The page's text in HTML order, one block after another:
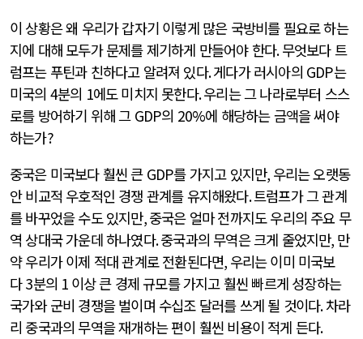
이 상황은 왜 우리가 갑자기 이렇게 많은 국방비를 필요로 하는
지에 대해 모두가 문제를 제기하게 만들어야 한다.무엇보다 트
럼프는 푸틴과 친하다고 알려져 있다.게다가 러시아의 GDP는
미국의 4분의 1에도 미치지 못한다.우리는 그 나라로부터 스스
로를 방어하기 위해 그 GDP의 20%에 해당하는 금액을 써야
하는가?
중국은 미국보다 훨씬 큰 GDP를 가지고 있지만, 우리는 오랫동
안 비교적 우호적인 경쟁 관계를 유지해왔다.트럼프가 그 관계
를 바꾸었을 수도 있지만,중국은 얼마 전까지도 우리의 주요 무
역 상대국 가운데 하나였다.중국과의 무역은 크게 줄었지만, 만
약 우리가 이제 적대 관계로 전환된다면, 우리는 이미 미국보
다3분의 1 이상 큰 경제 규모를 가지고 훨씬 빠르게 성장하는
국가와 군비 경쟁을 벌이며 수십조 달러를 쓰게 될 것이다.차라
리 중국과의 무역을 재개하는 편이 훨씬 비용이 적게 든다.